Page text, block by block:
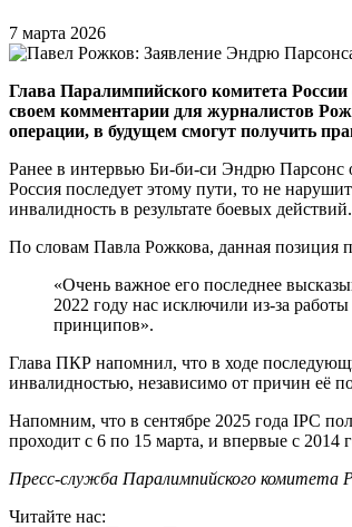
7 марта 2026
Глава Паралимпийского комитета
своем комментарии для журналистов
операции, в будущем смогут получить
Ранее в интервью Би-би-си Эндрю Парсонс
Россия последует этому пути, то не
инвалидность в результате боевых действий.
По словам Павла Рожкова, данная позиция
«Очень важное его последнее
2022 году нас исключили из-за
принципов».
Глава ПКР напомнил, что в ходе
инвалидностью, независимо от причин её
Напомним, что в сентябре 2025 года IPC
проходит с 6 по 15 марта, и впервые с
Пресс-служба Паралимпийского комитета
Читайте нас: